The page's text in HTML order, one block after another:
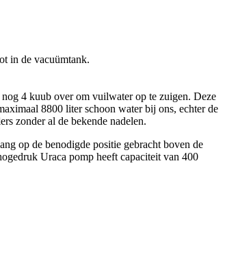
in de vacuümtank.
4 kuub over om vuilwater op te zuigen. Deze
8800 liter schoon water bij ons, echter de
zonder al de bekende nadelen.
op de benodigde positie gebracht boven de
Uraca pomp heeft capaciteit van 400